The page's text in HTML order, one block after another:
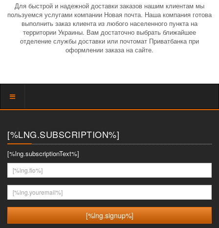
Для быстрой и надежной доставки заказов нашим клиентам мы
пользуемся услугами компании Новая почта. Наша компания готова
выполнить заказ клиента из любого населенного пункта на
территории Украины. Вам достаточно выбрать ближайшее
отделение службы доставки или почтомат Приватбанка при
оформлении заказа на сайте.
Показать
[%LNG.SUBSCRIPTION%]
[%lng.subscriptionText%]
[%lng.fio%]
[%lng.youremail%]